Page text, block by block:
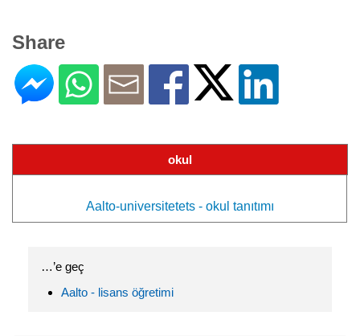
Share
okul
Aalto-universitetets - okul tanıtımı
…’e geç
Aalto - lisans öğretimi